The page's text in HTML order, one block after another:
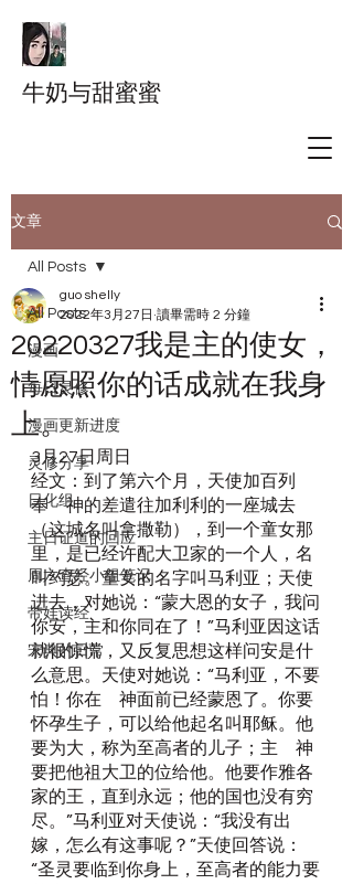
牛奶与甜蜜蜜
文章
All Posts
漫画
每日灵修
漫画更新进度
灵修分享
日化组
主日证道的回应
周六查经小组笔记
带娃读经
宋典的日常
All Posts
20220327我是主的使女，
情愿照你的话成就在我身
上。
guo shelly
2022年3月27日 讀畢需時 2 分鐘
3月27日周日
经文：到了第六个月，天使加百列
奉　神的差遣往加利利的一座城去
（这城名叫拿撒勒），到一个童女那
里，是已经许配大卫家的一个人，名
叫约瑟。童女的名字叫马利亚；天使
进去，对她说：“蒙大恩的女子，我问
你安，主和你同在了！”马利亚因这话
就很惊慌，又反复思想这样问安是什
么意思。天使对她说：“马利亚，不要
怕！你在　神面前已经蒙恩了。你要
怀孕生子，可以给他起名叫耶稣。他
要为大，称为至高者的儿子；主　神
要把他祖大卫的位给他。他要作雅各
家的王，直到永远；他的国也没有穷
尽。”马利亚对天使说：“我没有出
嫁，怎么有这事呢？”天使回答说：
“圣灵要临到你身上，至高者的能力要